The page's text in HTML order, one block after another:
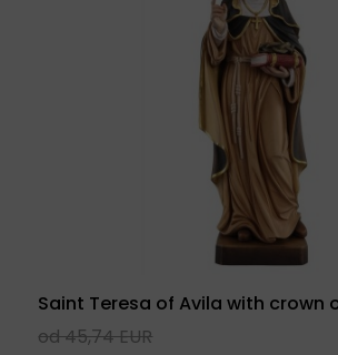
Saint Teresa of Avila with crown
od 45,74 EUR